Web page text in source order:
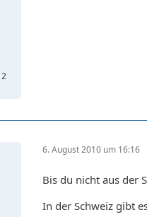
2
6. August 2010 um 16:16
Bis du nicht aus der
In der Schweiz gibt